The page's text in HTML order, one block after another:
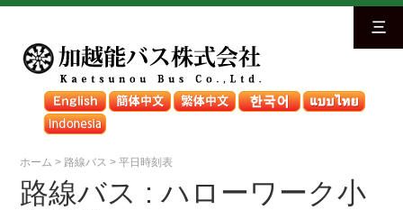
三
ホーム > 路線バス >平日時刻表
路線バス : ハローワーク小